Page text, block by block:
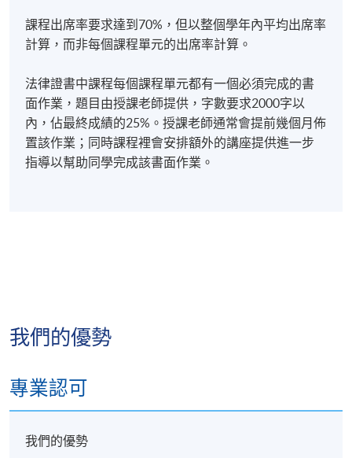
Stream (2nd Intake)
(2nd Intake)
Application
code
2450-
1321AW
Start date
October 6,
2026 (Tuesday)
Apply
Online
從2023/24學年開始，銜接法律文憑（專業班）
會只對法律證書（專業班）的學生開放。申請法律證
書（專業班）課程，您將有機會取得法律行政人員資
程度）（Advanced Diploma for Legal Executives
課程出席率要求達到70%，但以整個學年內平均出席率
計算，而非每個課程單元的出席率計算。
法律證書中課程每個課程單元都有一個必須完成的書
面作業，題目由授課老師提供，字數要求2000字以
內，佔最終成績的25%。授課老師通常會提前幾個月佈
置該作業；同時課程裡會安排額外的講座提供進一步
指導以幫助同學完成該書面作業。
我們的優勢
專業認可
我們的優勢